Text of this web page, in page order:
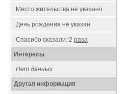
Место жительства не указано
День рождения не указан
Спасибо сказали: 2 раза
Интересы
Нет данных
Другая информация